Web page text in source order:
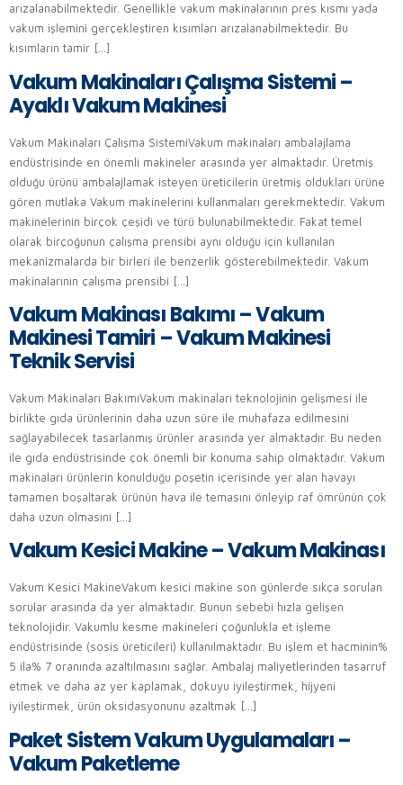
arızalanabilmektedir. Genellikle vakum makinalarının pres kısmı yada
vakum işlemini gerçekleştiren kısımları arızalanabilmektedir. Bu
kısımların tamir […]
Vakum Makinaları Çalışma Sistemi –
Ayaklı Vakum Makinesi
Vakum Makinaları Çalışma SistemiVakum makinaları ambalajlama
endüstrisinde en önemli makineler arasında yer almaktadır. Üretmiş
olduğu ürünü ambalajlamak isteyen üreticilerin üretmiş oldukları ürüne
gören mutlaka Vakum makinelerini kullanmaları gerekmektedir. Vakum
makinelerinin birçok çeşidi ve türü bulunabilmektedir. Fakat temel
olarak birçoğunun çalışma prensibi aynı olduğu için kullanılan
mekanizmalarda bir birleri ile benzerlik gösterebilmektedir. Vakum
makinalarının çalışma prensibi […]
Vakum Makinası Bakımı – Vakum
Makinesi Tamiri – Vakum Makinesi
Teknik Servisi
Vakum Makinaları BakımıVakum makinaları teknolojinin gelişmesi ile
birlikte gıda ürünlerinin daha uzun süre ile muhafaza edilmesini
sağlayabilecek tasarlanmış ürünler arasında yer almaktadır. Bu neden
ile gıda endüstrisinde çok önemli bir konuma sahip olmaktadır. Vakum
makinaları ürünlerin konulduğu poşetin içerisinde yer alan havayı
tamamen boşaltarak ürünün hava ile temasını önleyip raf ömrünün çok
daha uzun olmasını […]
Vakum Kesici Makine – Vakum Makinası
Vakum Kesici MakineVakum kesici makine son günlerde sıkça sorulan
sorular arasında da yer almaktadır. Bunun sebebi hızla gelişen
teknolojidir. Vakumlu kesme makineleri çoğunlukla et işleme
endüstrisinde (sosis üreticileri) kullanılmaktadır. Bu işlem et hacminin%
5 ila% 7 oranında azaltılmasını sağlar. Ambalaj maliyetlerinden tasarruf
etmek ve daha az yer kaplamak, dokuyu iyileştirmek, hijyeni
iyileştirmek, ürün oksidasyonunu azaltmak […]
Paket Sistem Vakum Uygulamaları –
Vakum Paketleme